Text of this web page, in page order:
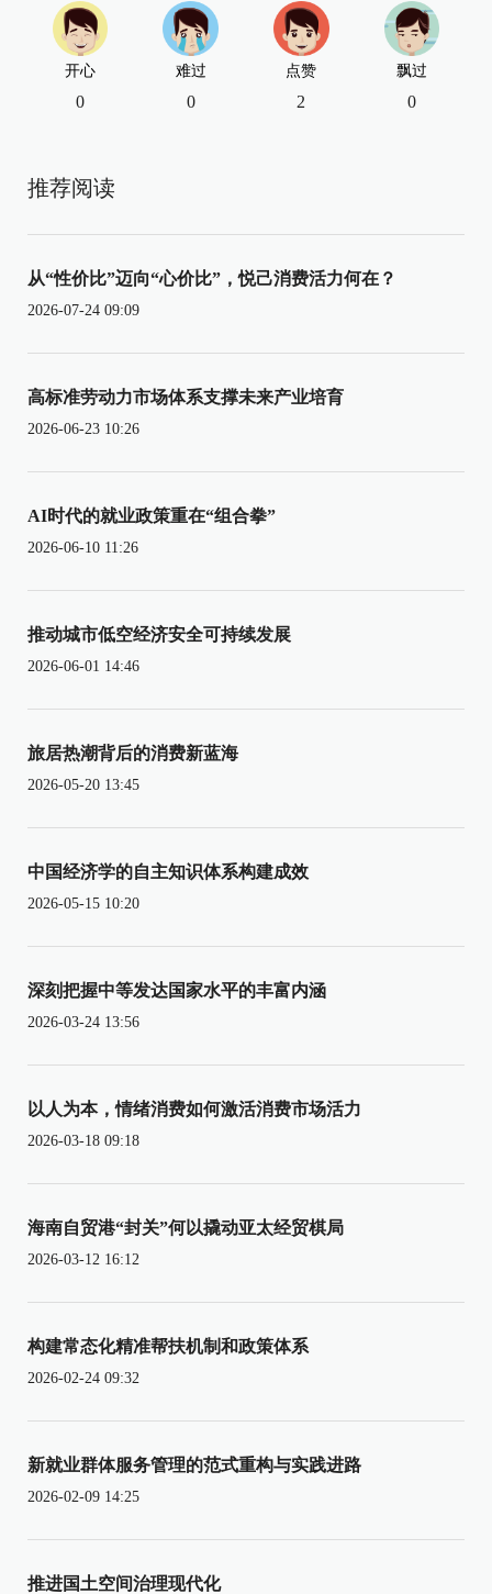
开心
0
难过
0
点赞
2
飘过
0
推荐阅读
从“性价比”迈向“心价比”，悦己消费活力何在？
2026-07-24 09:09
高标准劳动力市场体系支撑未来产业培育
2026-06-23 10:26
AI时代的就业政策重在“组合拳”
2026-06-10 11:26
推动城市低空经济安全可持续发展
2026-06-01 14:46
旅居热潮背后的消费新蓝海
2026-05-20 13:45
中国经济学的自主知识体系构建成效
2026-05-15 10:20
深刻把握中等发达国家水平的丰富内涵
2026-03-24 13:56
以人为本，情绪消费如何激活消费市场活力
2026-03-18 09:18
海南自贸港“封关”何以撬动亚太经贸棋局
2026-03-12 16:12
构建常态化精准帮扶机制和政策体系
2026-02-24 09:32
新就业群体服务管理的范式重构与实践进路
2026-02-09 14:25
推进国土空间治理现代化